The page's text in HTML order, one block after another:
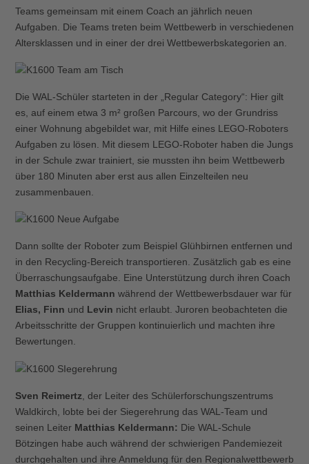
Teams gemeinsam mit einem Coach an jährlich neuen
Aufgaben. Die Teams treten beim Wettbewerb in verschiedenen
Altersklassen und in einer der drei Wettbewerbskategorien an.
Die WAL-Schüler starteten in der „Regular Category“: Hier gilt
es, auf einem etwa 3 m² großen Parcours, wo der Grundriss
einer Wohnung abgebildet war, mit Hilfe eines LEGO-Roboters
Aufgaben zu lösen. Mit diesem LEGO-Roboter haben die Jungs
in der Schule zwar trainiert, sie mussten ihn beim Wettbewerb
über 180 Minuten aber erst aus allen Einzelteilen neu
zusammenbauen.
Dann sollte der Roboter zum Beispiel Glühbirnen entfernen und
in den Recycling-Bereich transportieren. Zusätzlich gab es eine
Überraschungsaufgabe. Eine Unterstützung durch ihren Coach
Matthias Keldermann während der Wettbewerbsdauer war für
Elias, Finn und Levin nicht erlaubt. Juroren beobachteten die
Arbeitsschritte der Gruppen kontinuierlich und machten ihre
Bewertungen.
Sven Reimertz , der Leiter des Schülerforschungszentrums
Waldkirch, lobte bei der Siegerehrung das WAL-Team und
seinen Leiter Matthias Keldermann: Die WAL-Schule
Bötzingen habe auch während der schwierigen Pandemiezeit
durchgehalten und ihre Anmeldung für den Regionalwettbewerb